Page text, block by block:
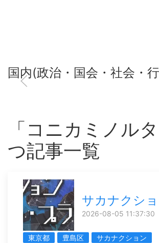
国内(政治・国会・社会・
「コニカミノル
つ記事一覧
サカナクシ
2026-08-05 11:37:30
東京都 豊島区
サカナクション